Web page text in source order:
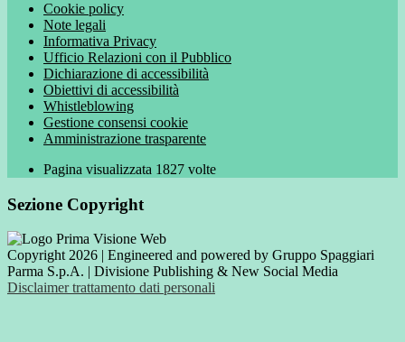
Cookie policy
Note legali
Informativa Privacy
Ufficio Relazioni con il Pubblico
Dichiarazione di accessibilità
Obiettivi di accessibilità
Whistleblowing
Gestione consensi cookie
Amministrazione trasparente
Pagina visualizzata 1827 volte
Sezione Copyright
Copyright 2026 | Engineered and powered by Gruppo Spaggiari
Parma S.p.A. | Divisione Publishing & New Social Media
Disclaimer trattamento dati personali